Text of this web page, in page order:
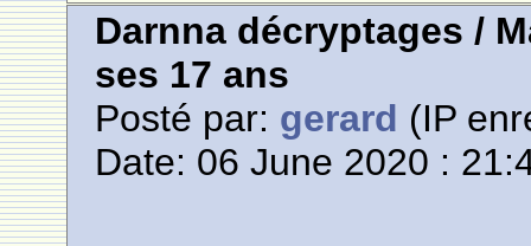
Darnna décryptages /
ses 17 ans
Posté par: gerard (IP
Date: 06 June 2020 :